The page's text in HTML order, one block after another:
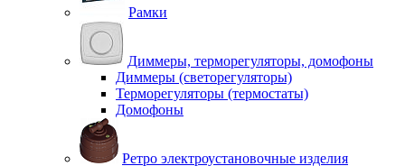
Рамки
Диммеры, терморегуляторы, домофоны
Диммеры (светорегуляторы)
Терморегуляторы (термостаты)
Домофоны
Ретро электроустановочные изделия